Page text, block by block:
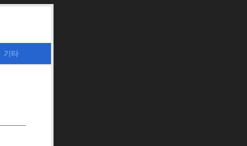
기타